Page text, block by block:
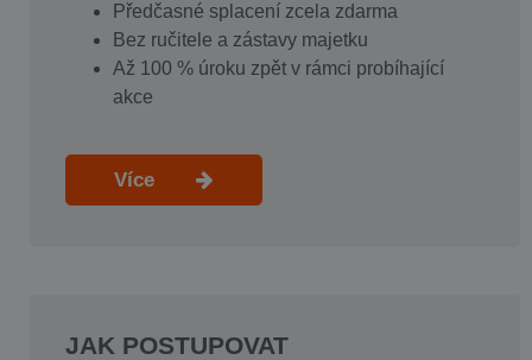
Předčasné splacení zcela zdarma
Bez ručitele a zástavy majetku
Až 100 % úroku zpět v rámci probíhající
akce
Více
JAK POSTUPOVAT